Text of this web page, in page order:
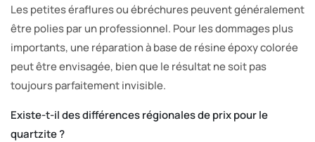
Les petites éraflures ou ébréchures peuvent généralement
être polies par un professionnel. Pour les dommages plus
importants, une réparation à base de résine époxy colorée
peut être envisagée, bien que le résultat ne soit pas
toujours parfaitement invisible.
Existe-t-il des différences régionales de prix pour le
quartzite ?